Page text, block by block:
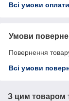
Всі умови оплати
Умови
Повернення
Всі умови
З цим товаром